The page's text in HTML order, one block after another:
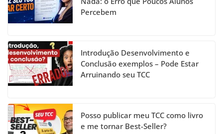
o
o
k
m n b
e
h
a
n
el
Percebem
Introdução Desenvolvimento e
Conclusão exemplos – Pode Estar
Arruinando seu TCC
Posso publicar meu TCC como livro
e me tornar Best-Seller?